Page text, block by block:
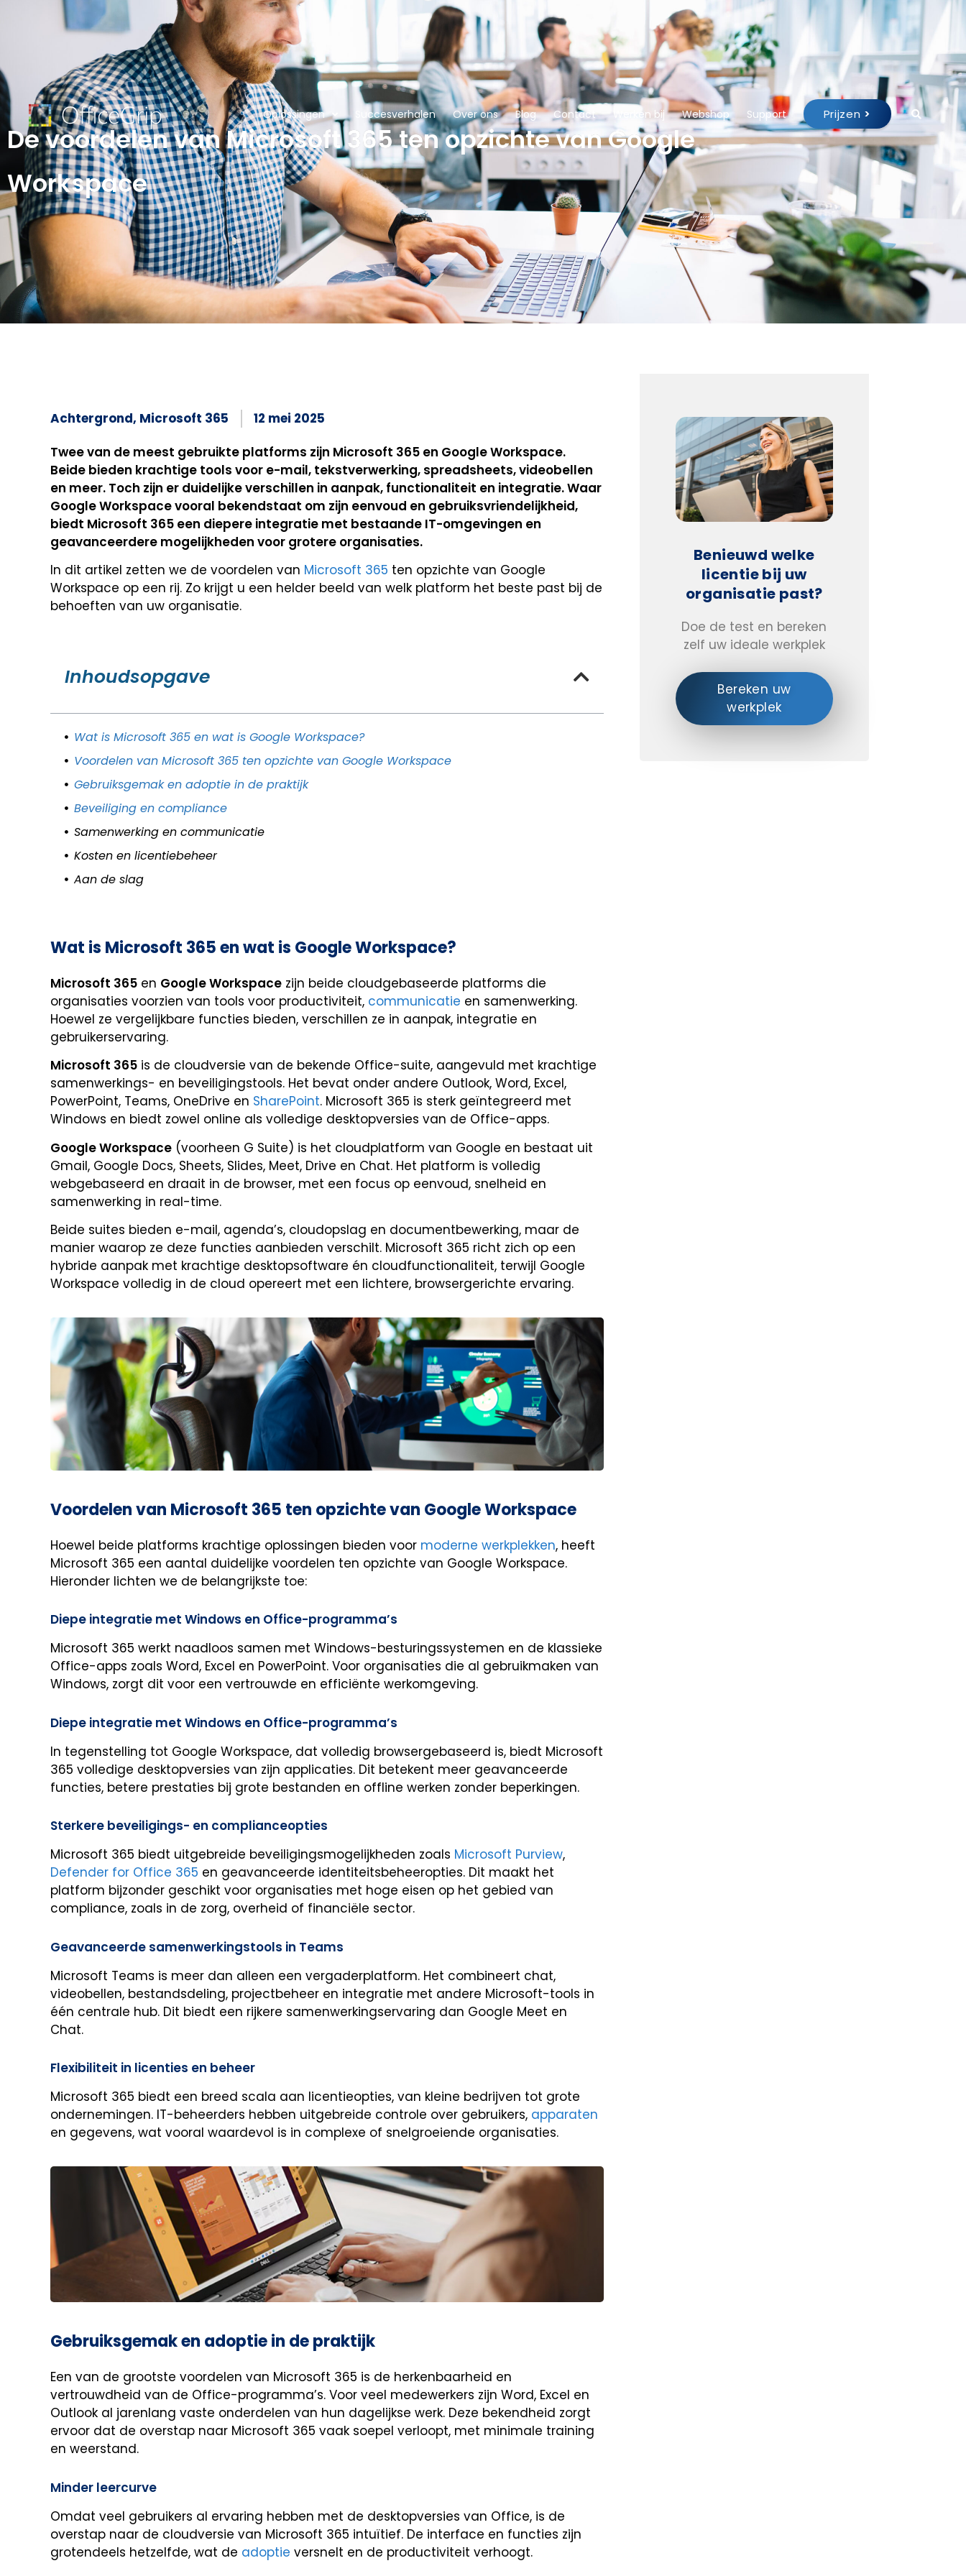
Oplossingen Succesverhalen Over ons Blog Contact Werken bij Webshop Support Prijzen >
De voordelen van Microsoft 365 ten opzichte van Google
Workspace
Achtergrond, Microsoft 365
12 mei 2025
Twee van de meest gebruikte platforms zijn Microsoft 365 en Google Workspace.
Beide bieden krachtige tools voor e-mail, tekstverwerking, spreadsheets, videobellen
en meer. Toch zijn er duidelijke verschillen in aanpak, functionaliteit en integratie. Waar
Google Workspace vooral bekendstaat om zijn eenvoud en gebruiksvriendelijkheid,
biedt Microsoft 365 een diepere integratie met bestaande IT-omgevingen en
geavanceerdere mogelijkheden voor grotere organisaties.
In dit artikel zetten we de voordelen van Microsoft 365 ten opzichte van Google
Workspace op een rij. Zo krijgt u een helder beeld van welk platform het beste past bij de
behoeften van uw organisatie.
Inhoudsopgave
Wat is Microsoft 365 en wat is Google Workspace?
Voordelen van Microsoft 365 ten opzichte van Google Workspace
Gebruiksgemak en adoptie in de praktijk
Beveiliging en compliance
Samenwerking en communicatie
Kosten en licentiebeheer
Aan de slag
Wat is Microsoft 365 en wat is Google Workspace?
Microsoft 365 en Google Workspace zijn beide cloudgebaseerde platforms die
organisaties voorzien van tools voor productiviteit, communicatie en samenwerking.
Hoewel ze vergelijkbare functies bieden, verschillen ze in aanpak, integratie en
gebruikerservaring.
Microsoft 365 is de cloudversie van de bekende Office-suite, aangevuld met krachtige
samenwerkings- en beveiligingstools. Het bevat onder andere Outlook, Word, Excel,
PowerPoint, Teams, OneDrive en SharePoint. Microsoft 365 is sterk geïntegreerd met
Windows en biedt zowel online als volledige desktopversies van de Office-apps.
Google Workspace (voorheen G Suite) is het cloudplatform van Google en bestaat uit
Gmail, Google Docs, Sheets, Slides, Meet, Drive en Chat. Het platform is volledig
webgebaseerd en draait in de browser, met een focus op eenvoud, snelheid en
samenwerking in real-time.
Beide suites bieden e-mail, agenda’s, cloudopslag en documentbewerking, maar de
manier waarop ze deze functies aanbieden verschilt. Microsoft 365 richt zich op een
hybride aanpak met krachtige desktopsoftware én cloudfunctionaliteit, terwijl Google
Workspace volledig in de cloud opereert met een lichtere, browsergerichte ervaring.
Voordelen van Microsoft 365 ten opzichte van Google Workspace
Hoewel beide platforms krachtige oplossingen bieden voor moderne werkplekken, heeft
Microsoft 365 een aantal duidelijke voordelen ten opzichte van Google Workspace.
Hieronder lichten we de belangrijkste toe:
Diepe integratie met Windows en Office-programma’s
Microsoft 365 werkt naadloos samen met Windows-besturingssystemen en de klassieke
Office-apps zoals Word, Excel en PowerPoint. Voor organisaties die al gebruikmaken van
Windows, zorgt dit voor een vertrouwde en efficiënte werkomgeving.
Diepe integratie met Windows en Office-programma’s
In tegenstelling tot Google Workspace, dat volledig browsergebaseerd is, biedt Microsoft
365 volledige desktopversies van zijn applicaties. Dit betekent meer geavanceerde
functies, betere prestaties bij grote bestanden en offline werken zonder beperkingen.
Sterkere beveiligings- en complianceopties
Microsoft 365 biedt uitgebreide beveiligingsmogelijkheden zoals Microsoft Purview,
Defender for Office 365 en geavanceerde identiteitsbeheeropties. Dit maakt het
platform bijzonder geschikt voor organisaties met hoge eisen op het gebied van
compliance, zoals in de zorg, overheid of financiële sector.
Geavanceerde samenwerkingstools in Teams
Microsoft Teams is meer dan alleen een vergaderplatform. Het combineert chat,
videobellen, bestandsdeling, projectbeheer en integratie met andere Microsoft-tools in
één centrale hub. Dit biedt een rijkere samenwerkingservaring dan Google Meet en
Chat.
Flexibiliteit in licenties en beheer
Microsoft 365 biedt een breed scala aan licentieopties, van kleine bedrijven tot grote
ondernemingen. IT-beheerders hebben uitgebreide controle over gebruikers, apparaten
en gegevens, wat vooral waardevol is in complexe of snelgroeiende organisaties.
Gebruiksgemak en adoptie in de praktijk
Een van de grootste voordelen van Microsoft 365 is de herkenbaarheid en
vertrouwdheid van de Office-programma’s. Voor veel medewerkers zijn Word, Excel en
Outlook al jarenlang vaste onderdelen van hun dagelijkse werk. Deze bekendheid zorgt
ervoor dat de overstap naar Microsoft 365 vaak soepel verloopt, met minimale training
en weerstand.
Minder leercurve
Omdat veel gebruikers al ervaring hebben met de desktopversies van Office, is de
overstap naar de cloudversie van Microsoft 365 intuïtief. De interface en functies zijn
grotendeels hetzelfde, wat de adoptie versnelt en de productiviteit verhoogt.
Benieuwd welke
licentie bij uw
organisatie past?
Doe de test en bereken
zelf uw ideale werkplek
Bereken uw
werkplek